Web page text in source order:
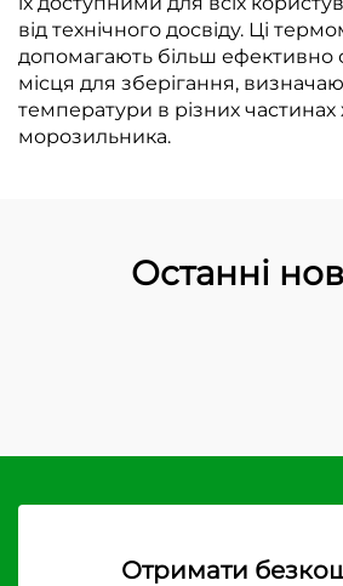
від технічного досвіду. Ці
допомагають більш ефективно
місця для зберігання,
температури в різних
морозильника.
Останні
Отримати